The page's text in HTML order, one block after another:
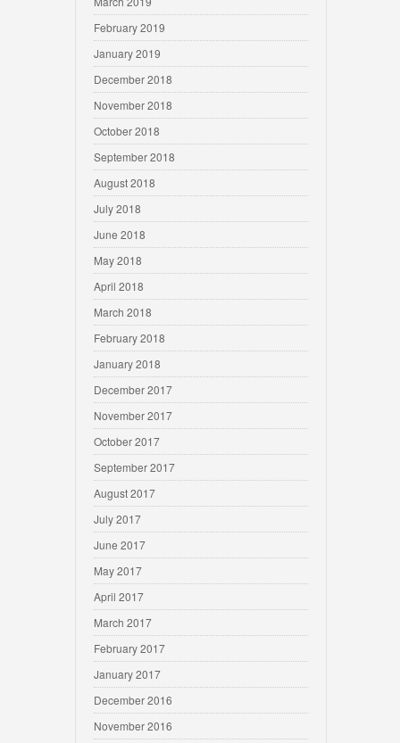
February 2019
January 2019
December 2018
November 2018
October 2018
September 2018
August 2018
July 2018
June 2018
May 2018
April 2018
March 2018
February 2018
January 2018
December 2017
November 2017
October 2017
September 2017
August 2017
July 2017
June 2017
May 2017
April 2017
March 2017
February 2017
January 2017
December 2016
November 2016